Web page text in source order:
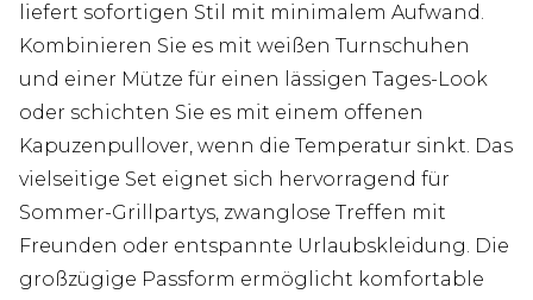
liefert sofortigen Stil mit minimalem Aufwand.
Kombinieren Sie es mit weißen Turnschuhen
und einer Mütze für einen lässigen Tages-Look
oder schichten Sie es mit einem offenen
Kapuzenpullover, wenn die Temperatur sinkt. Das
vielseitige Set eignet sich hervorragend für
Sommer-Grillpartys, zwanglose Treffen mit
Freunden oder entspannte Urlaubskleidung. Die
großzügige Passform ermöglicht komfortable